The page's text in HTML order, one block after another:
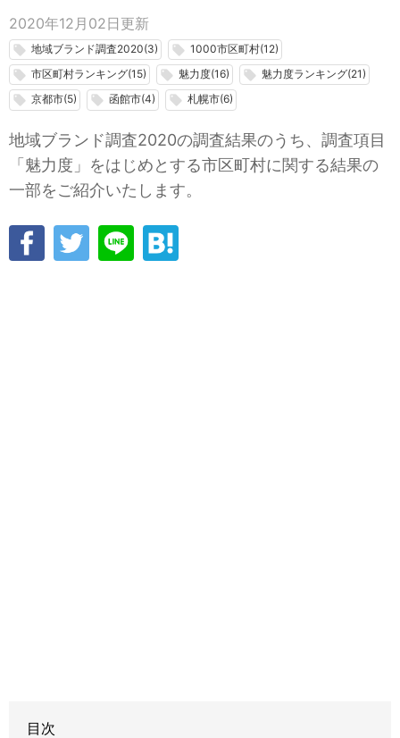
2020年12月02日 更新
local_offer 地域ブランド調査2020(3) local_offer 1000市区町村(12)
local_offer 市区町村ランキング(15) local_offer 魅力度(16) local_offer 魅力度ランキング(21)
local_offer 京都市(5) local_offer 函館市(4) local_offer 札幌市(6)
地域ブランド調査2020の調査結果のうち、調査項目
「魅力度」をはじめとする市区町村に関する結果の
一部をご紹介いたします。
目次